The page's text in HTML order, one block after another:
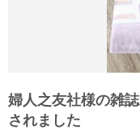
婦人之友社様の雑
されました